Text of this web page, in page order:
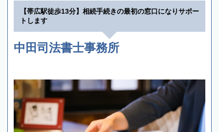
【帯広駅徒歩13分】相続手続きの最初の窓口になりサポー
トします
中田司法書士事務所